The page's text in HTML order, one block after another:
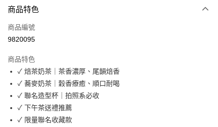
台灣樂天信用卡公司
AFTEE先享後付
【關於「AFTEE先享後付」】
AFTEE先享後付是「在收到商品之後才付款」的支付方式。 讓您購物簡單
２．便利：只要手機號碼，簡訊認證，即可結帳。
３．安心：先確認商品／服務後，再付款。
【「AFTEE先享後付」結帳流程】
１．於結帳方式選擇「AFTEE先享後付」後，將跳轉至「AFTEE先享後付」
結帳頁面，進行簡訊認證並確認金額後，即可完成結帳。
３．收到繳費通知簡訊後14天內，點擊此簡訊中的連結，可透過四大超商／
運送方式
全家取貨付款
每筆NT$60，滿NT$399(含以上)免運費
付款後全家取貨
每筆NT$60，滿NT$399(含以上)免運費
商品特色
商品編號
9820095
商品特色
✓ 焙茶奶茶｜茶香濃厚、尾韻焙香
✓ 蕎麥奶茶｜穀香療癒、順口耐喝
✓ 聯名造型杯｜拍照系必收
✓ 下午茶送禮推薦
✓ 限量聯名收藏款